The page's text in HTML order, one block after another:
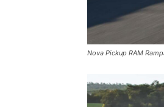
Nova Pickup RAM